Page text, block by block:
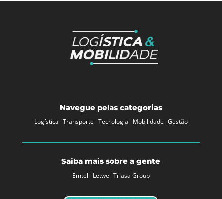
Navegue pelas categorias
Logística Transporte Tecnologia Mobilidade Gestão
Saiba mais sobre a gente
Emtel Letwe Triasa Group